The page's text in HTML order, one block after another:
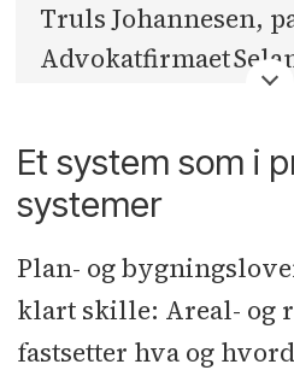
Truls Johannesen,
Advokatfirmaet
Et system som i
systemer
Plan- og
klart skille: Areal- og
fastsetter hva og